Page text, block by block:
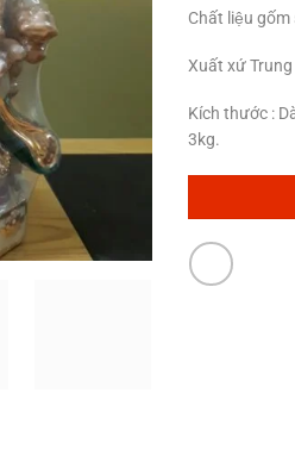
Chất liệu gốm
Xuất xứ Trung
Kích thước :
3kg.